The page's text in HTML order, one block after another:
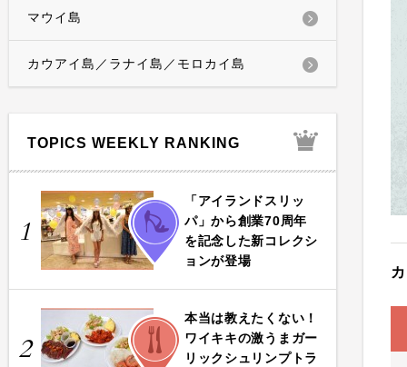
マウイ島
カウアイ島／ラナイ島／モロカイ島
TOPICS WEEKLY RANKING
1
FASHION
「アイランドスリッ
パ」から創業70周年
を記念した新コレクシ
ョンが登場
2
FOOD
本当は教えたくない！
ワイキキの激うまガー
リックシュリンプトラ